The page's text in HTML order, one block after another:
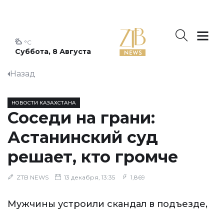
Суббота, 8 Августа
°C
Назад
НОВОСТИ КАЗАХСТАНА
Соседи на грани:
Астанинский суд
решает, кто громче
ZTB NEWS 13 декабря, 13:35 1,869
Мужчины устроили скандал в подъезде,